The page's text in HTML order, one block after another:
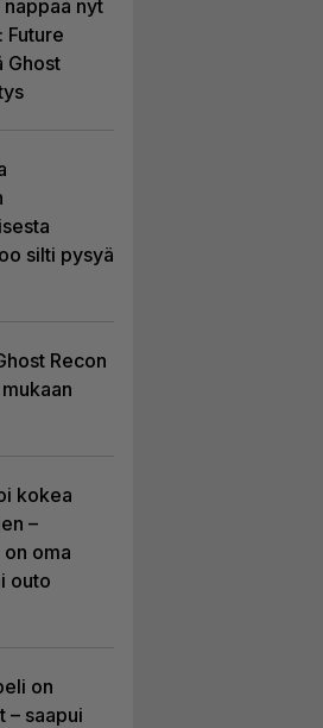
nappaa nyt
Future
Ghost
silti pysyä
Recon
kokea
–
oma
outo
on
– saapui